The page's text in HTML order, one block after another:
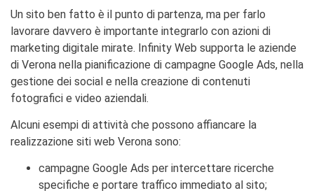
Un sito ben fatto è il punto di partenza, ma per farlo
lavorare davvero è importante integrarlo con azioni di
marketing digitale mirate. Infinity Web supporta le aziende
di Verona nella pianificazione di campagne Google Ads, nella
gestione dei social e nella creazione di contenuti
fotografici e video aziendali.
Alcuni esempi di attività che possono affiancare la
realizzazione siti web Verona sono:
campagne Google Ads per intercettare ricerche
specifiche e portare traffico immediato al sito;